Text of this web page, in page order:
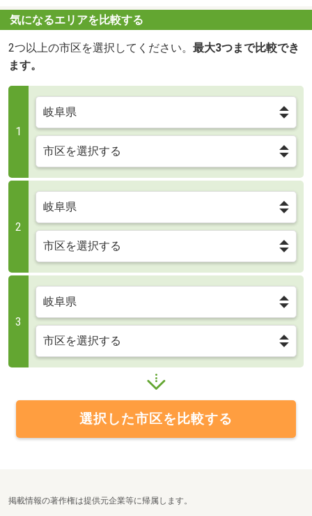
気になるエリアを比較する
2つ以上の市区を選択してください。 最大3つまで比較でき
ます。
1
2
3
選択した市区を比較する
掲載情報の著作権は提供元企業等に帰属します。